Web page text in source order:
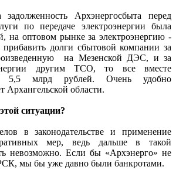
Архэнергосбыта перед
по передаче электроэнергии была
на оптовом рынке за электроэнергию -
долги сбытовой компании за
на Мезенской ДЭС, и за
другим ТСО, то все вместе
5,5 млрд рублей. Очень удобно
Архангельской области.
ситуации?
в законодательстве и применение
мер, ведь дальше в такой
невозможно. Если бы «Архэнерго» не
мы бы уже давно были банкротами.